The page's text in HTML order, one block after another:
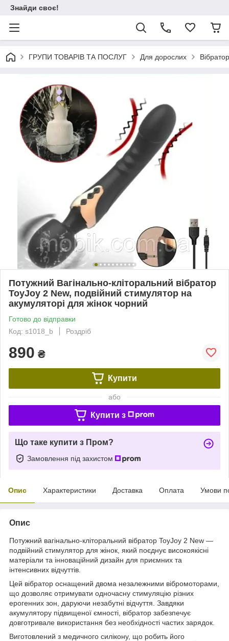
Знайди своє!
ГРУПИ ТОВАРІВ ТА ПОСЛУГ Для дорослих
Потужний Вагінально-кліторальний вібратор
ToyJoy 2 New, подвійний стимулятор на
акумуляторі для жінок чорний
Готово до відправки
Код: s1018_b
Роздріб
890 ₴
Купити
або
Купити з
Що таке купити з Пром?
Замовлення під захистом
Опис Характеристики Доставка Оплата Умови
Опис
Потужний вагінально-кліторальний вібратор ToyJoy 2 New —
подвійний стимулятор для жінок, який поєднує високоякісні
матеріали та інноваційний дизайн для приємних та
інтенсивних відчуттів.
Цей вібратор оснащений двома незалежними вібромоторами,
що дозволяє отримувати одночасну стимуляцію різних
ерогенних зон, даруючи незабутні відчуття. Завдяки
акумулятору підвищеної ємності, вібратор забезпечує
довготривале використання без необхідності частих зарядок.
Виготовлений з медичного силікону, що робить його